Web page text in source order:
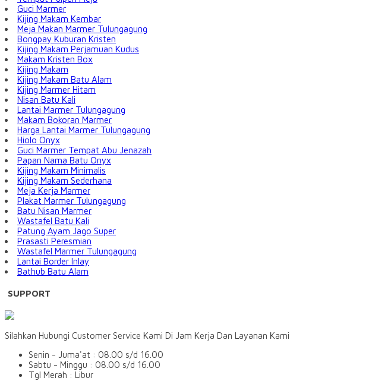
Guci Marmer
Kijing Makam Kembar
Meja Makan Marmer Tulungagung
Bongpay Kuburan Kristen
Kijing Makam Perjamuan Kudus
Makam Kristen Box
Kijing Makam
Kijing Makam Batu Alam
Kijing Marmer Hitam
Nisan Batu Kali
Lantai Marmer Tulungagung
Makam Bokoran Marmer
Harga Lantai Marmer Tulungagung
Hiolo Onyx
Guci Marmer Tempat Abu Jenazah
Papan Nama Batu Onyx
Kijing Makam Minimalis
Kijing Makam Sederhana
Meja Kerja Marmer
Plakat Marmer Tulungagung
Batu Nisan Marmer
Wastafel Batu Kali
Patung Ayam Jago Super
Prasasti Peresmian
Wastafel Marmer Tulungagung
Lantai Border Inlay
Bathub Batu Alam
SUPPORT
Silahkan Hubungi Customer Service Kami Di Jam Kerja Dan Layanan Kami
Senin - Juma'at : 08.00 s/d 16.00
Sabtu - Minggu : 08.00 s/d 16.00
Tgl Merah : Libur